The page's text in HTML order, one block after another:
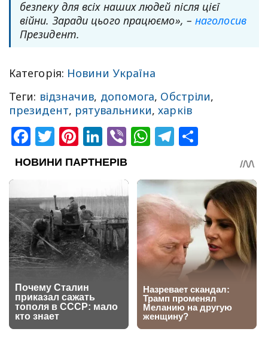
безпеку для всіх наших людей після цієї
війни. Заради цього працюємо», – наголосив
Президент.
Категорія: Новини Україна
Теги: відзначив, допомога, Обстріли,
президент, рятувальники,харків
Facebook
Twitter
Pinterest
LinkedIn
ViberWhatsApp
Telegram